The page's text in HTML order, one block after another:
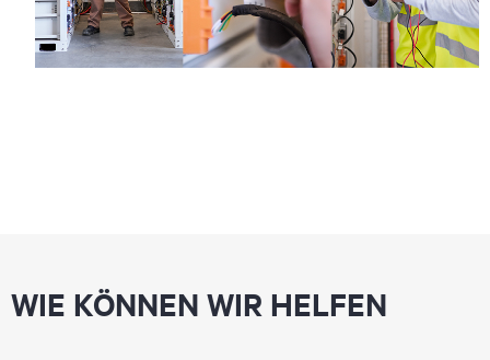
WIE KÖNNEN WIR HELFEN